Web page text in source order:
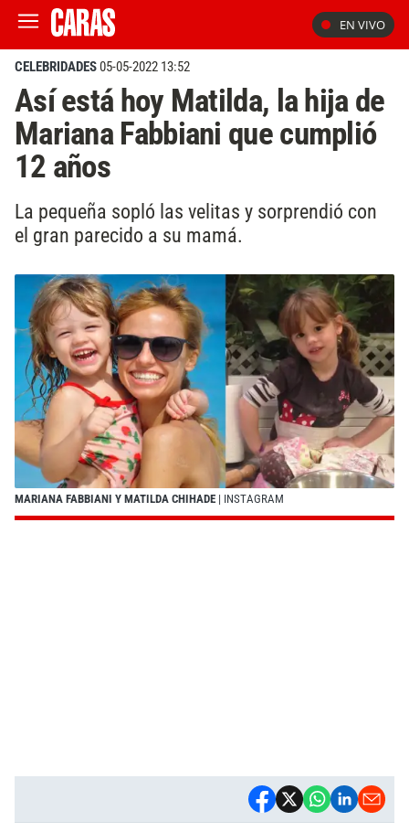
EN VIVO
CELEBRIDADES05-05-2022 13:52
Así está hoy Matilda, la hija de
Mariana Fabbiani que cumplió
12 años
La pequeña sopló las velitas y sorprendió con
el gran parecido a su mamá.
MARIANA FABBIANI Y MATILDA CHIHADE | INSTAGRAM